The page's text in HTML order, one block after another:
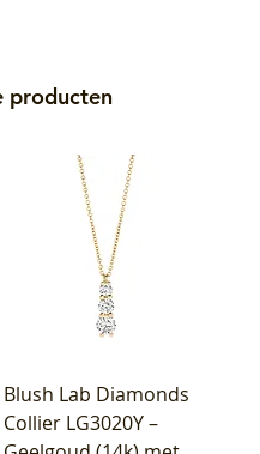
producten
Blush Lab Diamonds
Collier LG3020Y –